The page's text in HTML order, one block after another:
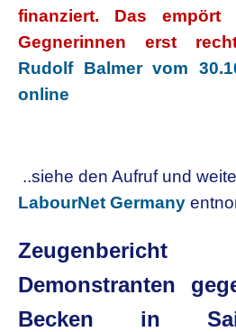
finanziert. Das empört
Gegnerinnen erst
Rudolf Balmer vom
online
..siehe den Aufruf und
LabourNet Germany
Demonstranten
Becken in